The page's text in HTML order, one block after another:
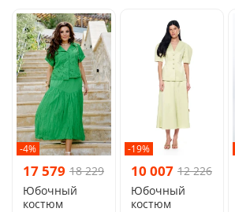
-4%
17 579 18 229
Юбочный
костюм
-19%
10 007 12 226
Юбочный
костюм